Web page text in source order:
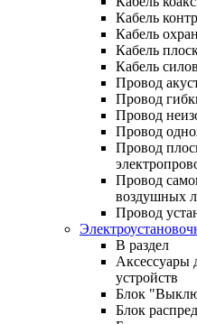
Кабель
Кабель
Кабель
Кабель
Провод
Провод
Провод
Провод
Провод
Провод
воздушных
Провод
В раздел
Аксессуары
устройств
Блок
Блок